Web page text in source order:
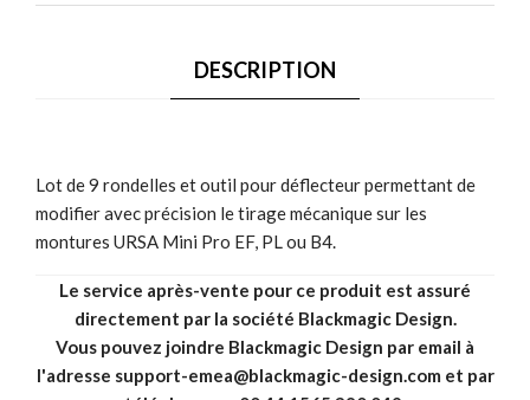
DESCRIPTION
Lot de 9 rondelles et outil pour déflecteur permettant de
modifier avec précision le tirage mécanique sur les
montures URSA Mini Pro EF, PL ou B4.
Le service après-vente pour ce produit est assuré
directement par la société Blackmagic Design.
Vous pouvez joindre Blackmagic Design par email à
l'adresse support-emea@blackmagic-design.com et par